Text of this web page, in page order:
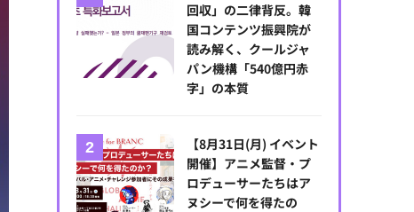
回収」の二律背反。韓
国コンテンツ振興院が
読み解く、クールジャ
パン機構「540億円赤
字」の本質
【8月31日(月) イベント
開催】アニメ監督・プ
ロデューサーたちはア
ヌシーで何を得たの